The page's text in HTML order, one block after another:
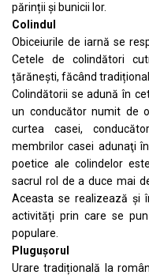
părinții și bunicii lor.
Colindul
Obiceiurile de iarnă se
Cetele de colindători
țărănești, făcând
Colindătorii se adună în
un conducător numit de
curtea casei,
membrilor casei adunaţi
poetice ale colindelor
sacrul rol de a duce mai
Aceasta se realizează și
activități prin care se
populare.
Pluguşorul
Urare tradițională la